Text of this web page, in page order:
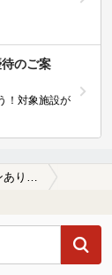
待のご案
！対象施設が